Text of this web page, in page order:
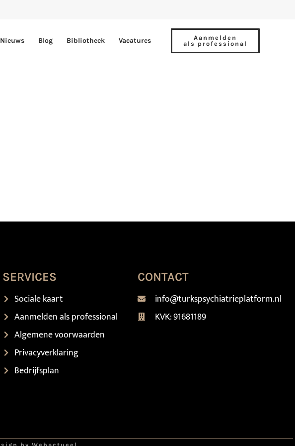
Nieuws Blog Bibliotheek Vacatures
Aanmelden
als professional
SERVICES
Sociale kaart
Aanmelden als professional
Algemene voorwaarden
Privacyverklaring
Bedrijfsplan
CONTACT
info@turkspsychiatrieplatform.nl
KVK: 91681189